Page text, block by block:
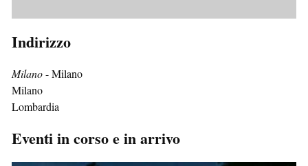
Indirizzo
Milano- Milano
Milano
Lombardia
Eventi in corso e in arrivo